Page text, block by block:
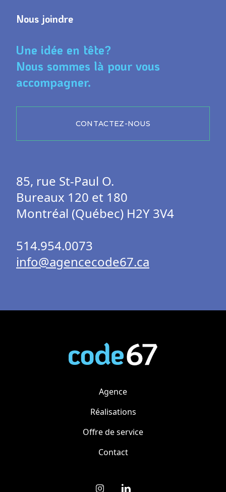
Nous joindre
Une idée en tête?
Nous sommes là pour vous
accompagner.
CONTACTEZ-NOUS
85, rue St-Paul O.
Bureaux 120 et 180
Montréal (Québec) H2Y 3V4
514.954.0073
info@agencecode67.ca
Agence
Réalisations
Offre de service
Contact